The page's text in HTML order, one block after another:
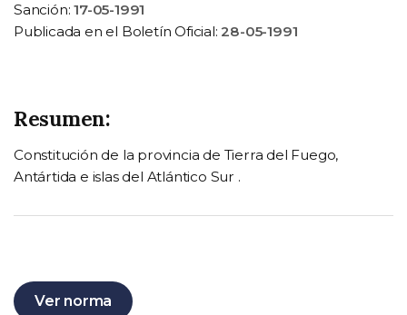
Sanción:17-05-1991
Publicada en el Boletín Oficial:28-05-1991
Resumen:
Constitución de la provincia de Tierra del Fuego,
Antártida e islas del Atlántico Sur .
Ver norma